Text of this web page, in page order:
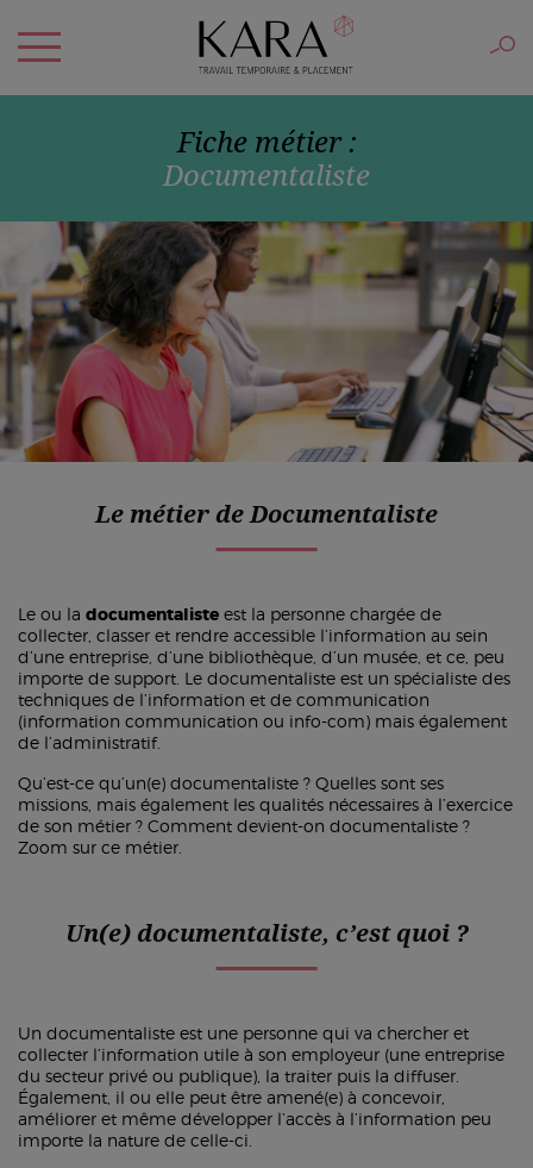
Fiche métier :
Documentaliste
Le métier de Documentaliste
Le ou la documentaliste est la personne chargée de
collecter, classer et rendre accessible l’information au sein
d’une entreprise, d’une bibliothèque, d’un musée, et ce, peu
importe de support. Le documentaliste est un spécialiste des
techniques de l’information et de communication
(information communication ou info-com) mais également
de l’administratif.
Qu’est-ce qu’un(e) documentaliste ? Quelles sont ses
missions, mais également les qualités nécessaires à l’exercice
de son métier ? Comment devient-on documentaliste ?
Zoom sur ce métier.
Un(e) documentaliste, c’est quoi ?
Un documentaliste est une personne qui va chercher et
collecter l’information utile à son employeur (une entreprise
du secteur privé ou publique), la traiter puis la diffuser.
Également, il ou elle peut être amené(e) à concevoir,
améliorer et même développer l’accès à l’information peu
importe la nature de celle-ci.